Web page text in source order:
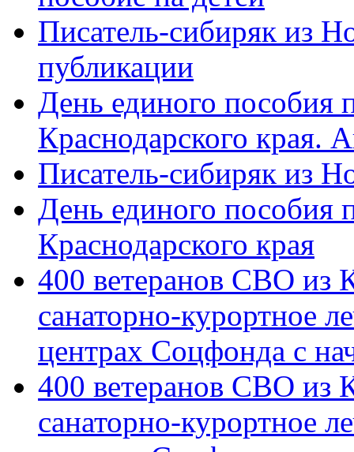
Писатель-сибиряк из
публикации
День единого пособия
Краснодарского края.
Писатель-сибиряк из
День единого пособия
Краснодарского края
400 ветеранов СВО из
санаторно-курортное
центрах Соцфонда с
400 ветеранов СВО из
санаторно-курортное